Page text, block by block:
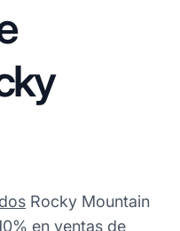
Rocky Mountain
en ventas de